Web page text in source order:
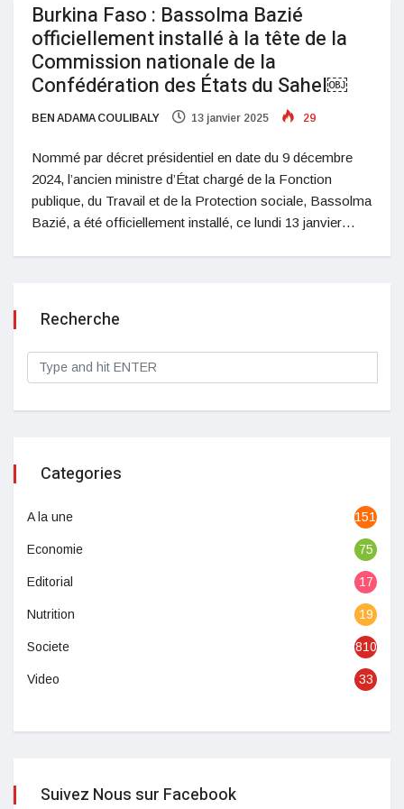
Burkina Faso : Bassolma Bazié
officiellement installé à la tête de la
Commission nationale de la
Confédération des États du Sahel￼
BEN ADAMA COULIBALY 13 janvier 2025 29
Nommé par décret présidentiel en date du 9 décembre
2024, l’ancien ministre d’État chargé de la Fonction
publique, du Travail et de la Protection sociale, Bassolma
Bazié, a été officiellement installé, ce lundi 13 janvier…
Recherche
Categories
A la une 1513
Economie 75
Editorial 17
Nutrition 19
Societe 810
Video 33
Suivez Nous sur Facebook